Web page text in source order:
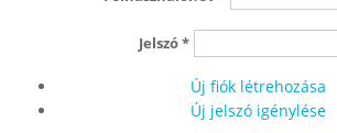
Jelszó*
Új fiók létrehozása
Új jelszó igénylése